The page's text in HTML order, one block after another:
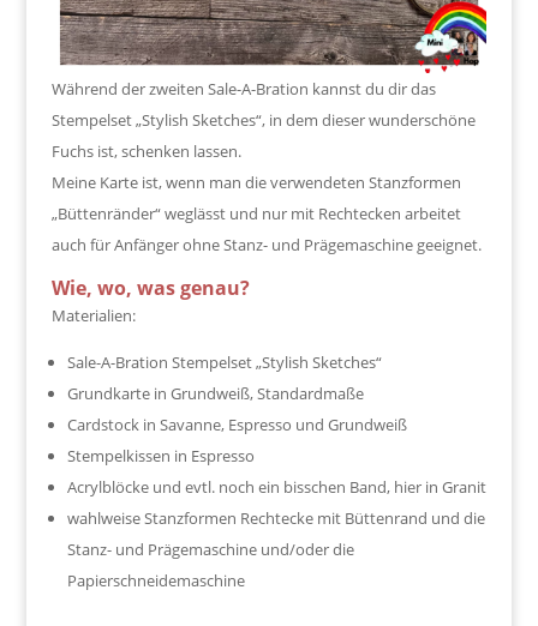
Während der zweiten Sale-A-Bration kannst du dir das
Stempelset „Stylish Sketches“, in dem dieser wunderschöne
Fuchs ist, schenken lassen.
Meine Karte ist, wenn man die verwendeten Stanzformen
„Büttenränder“ weglässt und nur mit Rechtecken arbeitet
auch für Anfänger ohne Stanz- und Prägemaschine geeignet.
Wie, wo, was genau?
Materialien:
Sale-A-Bration Stempelset „Stylish Sketches“
Grundkarte in Grundweiß, Standardmaße
Cardstock in Savanne, Espresso und Grundweiß
Stempelkissen in Espresso
Acrylblöcke und evtl. noch ein bisschen Band, hier in Granit
wahlweise Stanzformen Rechtecke mit Büttenrand und die
Stanz- und Prägemaschine und/oder die
Papierschneidemaschine